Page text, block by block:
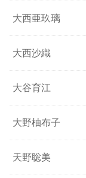
大西亜玖璃
大西沙織
大谷育江
大野柚布子
天野聡美